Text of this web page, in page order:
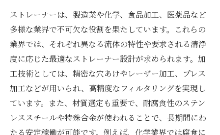
ストレーナーは、製造業や化学、食品加工、医薬品など
多様な業界で不可欠な役割を果たしています。これらの
業界では、それぞれ異なる流体の特性や要求される清浄
度に応じた最適なストレーナー設計が求められます。加
工技術としては、精密な穴あけやレーザー加工、プレス
加工などが用いられ、高精度なフィルタリングを実現し
ています。また、材質選定も重要で、耐腐食性のステン
レススチールや特殊合金が使われることで、長期間にわ
たる安定稼働が可能です。例えば、化学業界では腐食に